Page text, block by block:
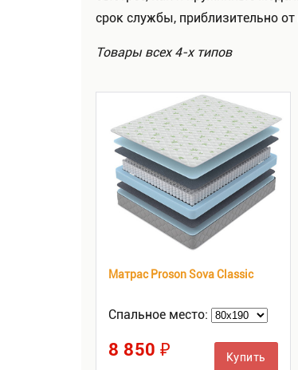
срок службы, приблизительно
Товары всех 4-х типов
Матрас Proson Sova Classic
Спальное место:
8 850 ₽ Купить